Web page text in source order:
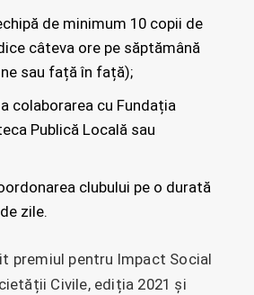
de minimum 10 copii de
câteva ore pe săptămână
sau față în față);
colaborarea cu Fundația
Publică Locală sau
clubului pe o durată
zile.
premiul pentru Impact Social
Civile, ediția 2021 și